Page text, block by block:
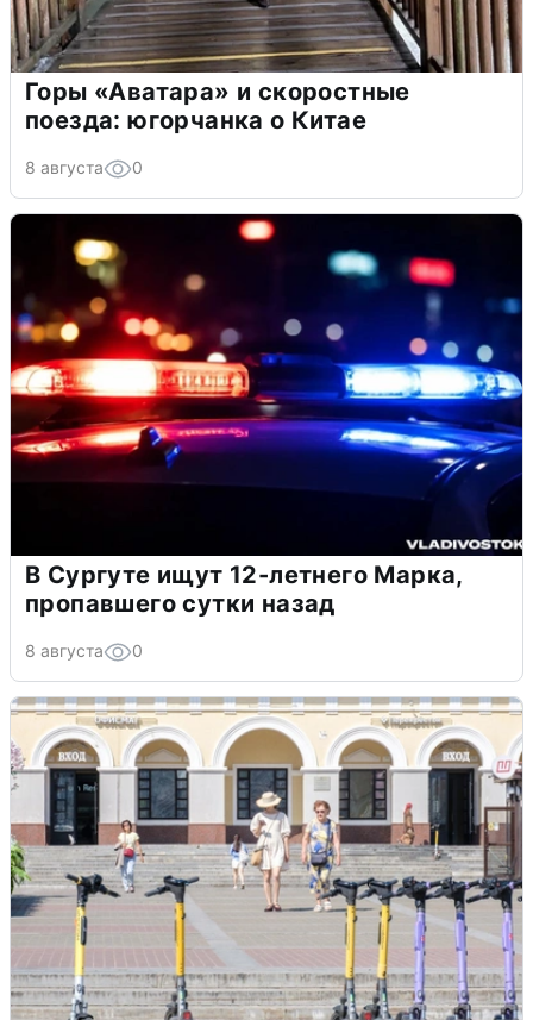
Горы «Аватара» и скоростные
поезда: югорчанка о Китае
8 августа 0
В Сургуте ищут 12-летнего Марка,
пропавшего сутки назад
8 августа 0